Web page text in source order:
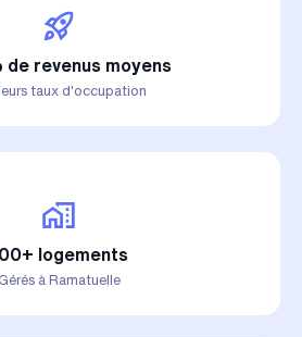
revenus moyens
taux d'occupation
logements
à Ramatuelle